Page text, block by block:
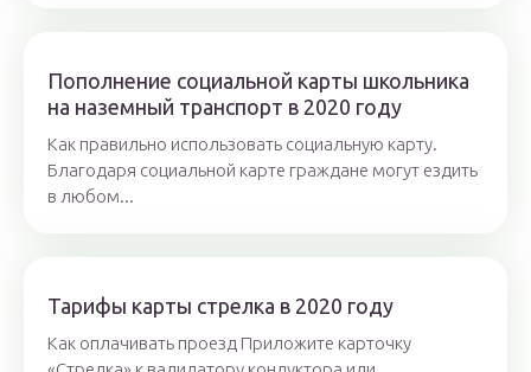
Пополнение социальной карты школьника
на наземный транспорт в 2020 году
Как правильно использовать социальную карту.
Благодаря социальной карте граждане могут ездить
в любом...
Тарифы карты стрелка в 2020 году
Как оплачивать проезд Приложите карточку